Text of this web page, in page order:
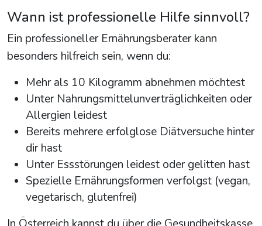
Wann ist professionelle Hilfe sinnvoll?
Ein professioneller Ernährungsberater kann
besonders hilfreich sein, wenn du:
Mehr als 10 Kilogramm abnehmen möchtest
Unter Nahrungsmittelunverträglichkeiten oder
Allergien leidest
Bereits mehrere erfolglose Diätversuche hinter
dir hast
Unter Essstörungen leidest oder gelitten hast
Spezielle Ernährungsformen verfolgst (vegan,
vegetarisch, glutenfrei)